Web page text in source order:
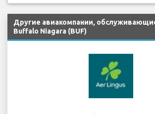
Другие авиакомпании,
Buffalo Niagara (BUF)